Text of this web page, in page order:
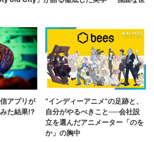
アプリが
た結果!?
“インディーアニメ“の足跡と、
自分がやるべきこと──会社設
立を選んだアニメーター「のを
か」の胸中